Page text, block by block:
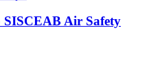
Air Safety